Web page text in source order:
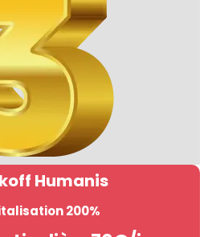
Humanis
200%